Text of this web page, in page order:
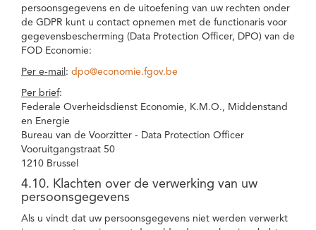
persoonsgegevens en de uitoefening van uw rechten onder
de GDPR kunt u contact opnemen met de functionaris voor
gegevensbescherming (Data Protection Officer, DPO) van de
FOD Economie:
Per e-mail : dpo@economie.fgov.be
Per brief:
Federale Overheidsdienst Economie, K.M.O., Middenstand
en Energie
Bureau van de Voorzitter - Data Protection Officer
Vooruitgangstraat 50
1210 Brussel
4.10. Klachten over de verwerking van uw
persoonsgegevens
Als u vindt dat uw persoonsgegevens niet werden verwerkt